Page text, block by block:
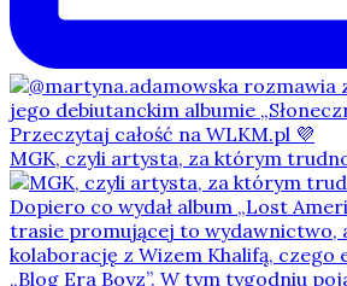
MGK, czyli artysta, za którym